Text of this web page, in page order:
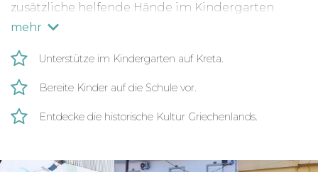
zusätzliche helfende Hände im Kindergarten
herzlich willkommen sind.
Du kannst helfen, indem du die Kinder beim
Spielen, Lernen und bei kreativen Aktivitäten
unterstützt.
mehr
Unterstütze im Kindergarten auf Kreta.
Bereite Kinder auf die Schule vor.
Entdecke die historische Kultur Griechenlands.